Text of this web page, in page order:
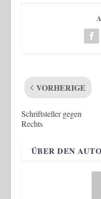
VORHERIGE
Schriftsteller gegen
Rechts
ÜBER DEN